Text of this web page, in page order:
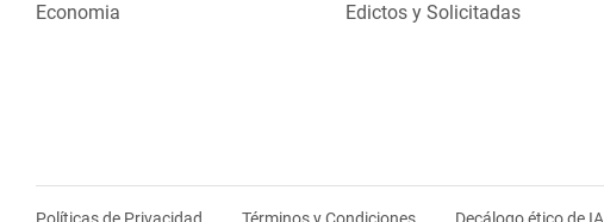
Economia
Edictos y Solicitadas